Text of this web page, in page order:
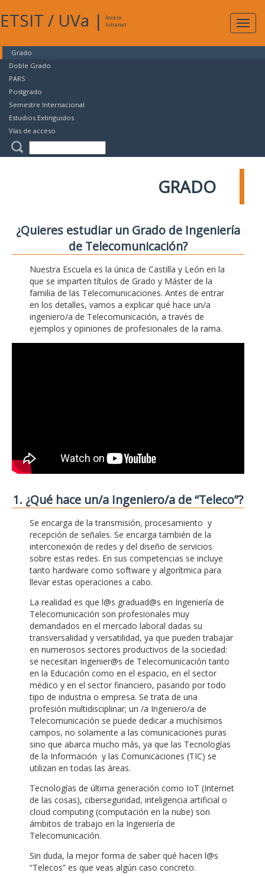
ETSIT / UVa |
Acceso
Intranet
Grado
Doble Grado
PARS
Postgrado
Semestre Internacional
Estudios Extinguidos
Vías de acceso
GRADO
¿Quieres estudiar un Grado de Ingeniería
de Telecomunicación?
Nuestra Escuela es la única de Castilla y León en la
que se imparten títulos de Grado y Máster de la
familia de las Telecomunicaciones. Antes de entrar
en los detalles, vamos a explicar qué hace un/a
ingeniero/a de Telecomunicación, a través de
ejemplos y opiniones de profesionales de la rama.
1. ¿Qué hace un/a Ingeniero/a de “Teleco”?
Se encarga de la transmisión, procesamiento y
recepción de señales. Se encarga también de la
interconexión de redes y del diseño de servicios
sobre estas redes. En sus competencias se incluye
tanto hardware como software y algorítmica para
llevar estas operaciones a cabo.
La realidad es que l@s graduad@s en Ingeniería de
Telecomunicación son profesionales muy
demandados en el mercado laboral dadas su
transversalidad y versatilidad, ya que pueden trabajar
en numerosos sectores productivos de la sociedad:
se necesitan Ingenier@s de Telecomunicación tanto
en la Educación como en el espacio, en el sector
médico y en el sector financiero, pasando por todo
tipo de industria o empresa. Se trata de una
profesión multidisciplinar; un /a Ingeniero/a de
Telecomunicación se puede dedicar a muchísimos
campos, no solamente a las comunicaciones puras
sino que abarca mucho más, ya que las Tecnologías
de la Información y las Comunicaciones (TIC) se
utilizan en todas las áreas.
Tecnologías de última generación como IoT (Internet
de las cosas), ciberseguridad, inteligencia artificial o
cloud computing (computación en la nube) son
ámbitos de trabajo en la Ingeniería de
Telecomunicación.
Sin duda, la mejor forma de saber qué hacen l@s
“Telecos” es que veas algún caso concreto.